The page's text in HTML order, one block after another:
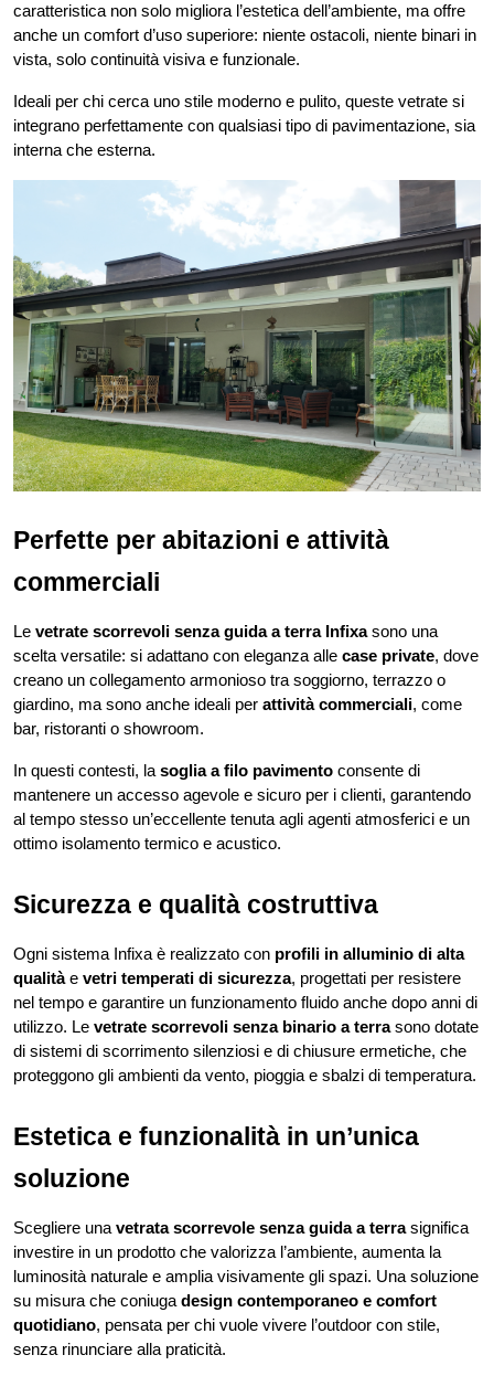
caratteristica non solo migliora l’estetica dell’ambiente, ma offre
anche un comfort d’uso superiore: niente ostacoli, niente binari in
vista, solo continuità visiva e funzionale.
Ideali per chi cerca uno stile moderno e pulito, queste vetrate si
integrano perfettamente con qualsiasi tipo di pavimentazione, sia
interna che esterna.
Perfette per abitazioni e attività
commerciali
Le vetrate scorrevoli senza guida a terra Infixa sono una
scelta versatile: si adattano con eleganza alle case private, dove
creano un collegamento armonioso tra soggiorno, terrazzo o
giardino, ma sono anche ideali per attività commerciali, come
bar, ristoranti o showroom.
In questi contesti, la soglia a filo pavimento consente di
mantenere un accesso agevole e sicuro per i clienti, garantendo
al tempo stesso un’eccellente tenuta agli agenti atmosferici e un
ottimo isolamento termico e acustico.
Sicurezza e qualità costruttiva
Ogni sistema Infixa è realizzato con profili in alluminio di alta
qualità e vetri temperati di sicurezza, progettati per resistere
nel tempo e garantire un funzionamento fluido anche dopo anni di
utilizzo. Le vetrate scorrevoli senza binario a terra sono dotate
di sistemi di scorrimento silenziosi e di chiusure ermetiche, che
proteggono gli ambienti da vento, pioggia e sbalzi di temperatura.
Estetica e funzionalità in un’unica
soluzione
Scegliere una vetrata scorrevole senza guida a terra significa
investire in un prodotto che valorizza l’ambiente, aumenta la
luminosità naturale e amplia visivamente gli spazi. Una soluzione
su misura che coniuga design contemporaneo e comfort
quotidiano, pensata per chi vuole vivere l’outdoor con stile,
senza rinunciare alla praticità.